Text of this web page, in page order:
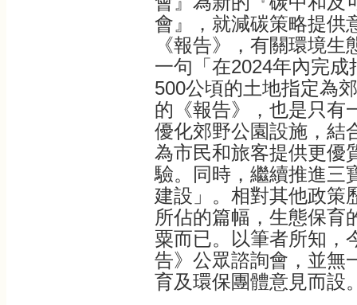
會』，就減碳策略提供
《報告》，有關環境
一句「在2024年內完成
500公頃的土地指定為
的《報告》，也是只有
優化郊野公園設施，結
為市民和旅客提供更優
驗。同時，繼續推進三
建設」。相對其他政策
所佔的篇幅，生態保育
粟而已。以筆者所知，
告》公眾諮詢會，並無
育及環保團體意見而設